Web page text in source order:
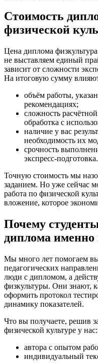
Стоимость
физической
Цена диплома
не выставляем единый
зависит от сложности
На итоговую сумму
объём работы,
рекомендациях;
сложность
обработка с
наличие у вас
необходимость их
срочность
экспресс-подготовка.
Точную стоимость мы
заданием. Но уже сейчас
работа по физической
вложение, которое
Почему
диплома именно
Мы много лет помогаем
педагогических
люди с дипломом, а
физкультуры. Они знают,
оформить протокол
динамику показателей.
Что вы получаете, решив
физической культуре у нас:
автора с опытом
индивидуальный